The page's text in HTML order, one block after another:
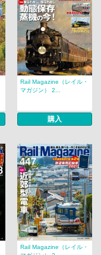
Rail Magazine（レイル・
マガジン） 2...
購入
Rail Magazine（レイル・